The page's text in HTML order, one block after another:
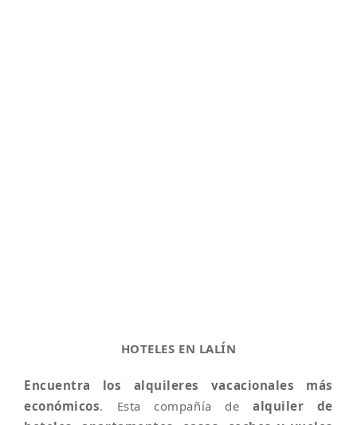
HOTELES EN LALÍN
Encuentra los alquileres vacacionales más
económicos. Esta compañía de alquiler de